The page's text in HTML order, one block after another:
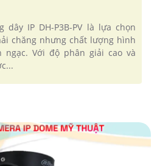
dây IP DH-P3B-PV là lựa chọn
chăng nhưng chất lượng hình
ngạc. Với độ phân giải cao và